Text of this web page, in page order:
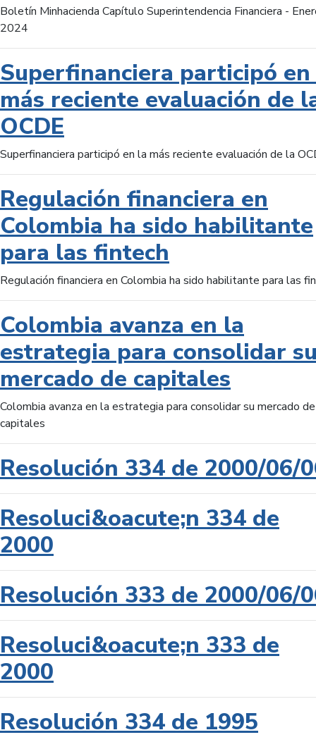
Boletín Minhacienda Capítulo Superintendencia Financiera -
2024
Superfinanciera participó
más reciente evaluación de
OCDE
Superfinanciera participó en la más reciente evaluación de la
Regulación financiera en
Colombia ha sido habilitante
para las fintech
Regulación financiera en Colombia ha sido habilitante para las
Colombia avanza en la
estrategia para consolidar
mercado de capitales
Colombia avanza en la estrategia para consolidar su mercado de
capitales
Resolución 334 de 2000/06/
Resoluci&oacute;n 334 de
2000
Resolución 333 de 2000/06/
Resoluci&oacute;n 333 de
2000
Resolución 334 de 1995